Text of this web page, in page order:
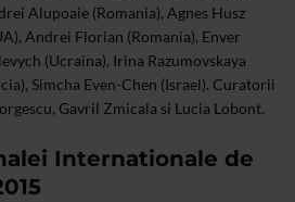
Alupoaie (Romania), Agnes Husz
Andrei Florian (Romania), Enver
(Ucraina), Irina Razumovskaya
Simcha Even-Chen (Israel). Curatorii
Gavril Zmicala si Lucia Lobont.
Internationale de